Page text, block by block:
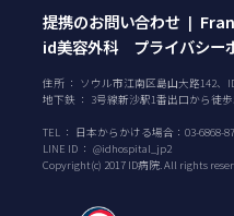
提携のお問い合わせ |
id美容外科 プライバシー
住所 ： ソウル市江南区島山大路142、
地下鉄 ： 3号線新沙駅1番出口から徒
TEL ： 日本からかける場合： 03-6868-
LINE ID ： @idhospital_jp2
Copyright(c) 2017 ID病院. All rights